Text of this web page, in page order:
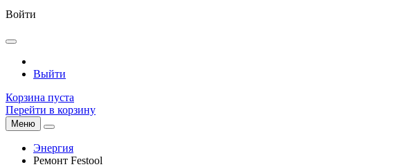
Войти
Выйти
Корзина пуста
Перейти в корзину
Меню
Энергия
Ремонт Festool